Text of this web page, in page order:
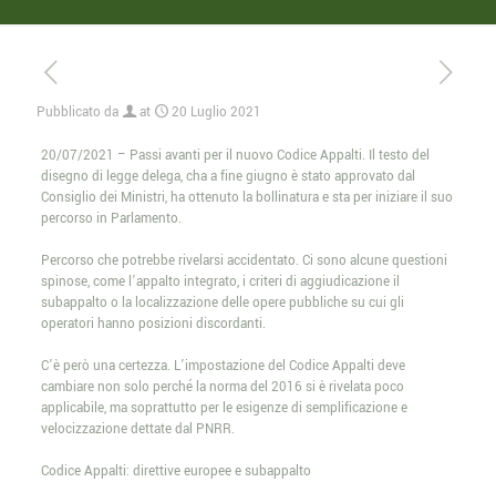
Pubblicato da at 20 Luglio 2021
20/07/2021 – Passi avanti per il nuovo Codice Appalti. Il testo del
disegno di legge delega, cha a fine giugno è stato approvato dal
Consiglio dei Ministri, ha ottenuto la bollinatura e sta per iniziare il suo
percorso in Parlamento.
Percorso che potrebbe rivelarsi accidentato. Ci sono alcune questioni
spinose, come l’appalto integrato, i criteri di aggiudicazione il
subappalto o la localizzazione delle opere pubbliche su cui gli
operatori hanno posizioni discordanti.
C’è però una certezza. L’impostazione del Codice Appalti deve
cambiare non solo perché la norma del 2016 si è rivelata poco
applicabile, ma soprattutto per le esigenze di semplificazione e
velocizzazione dettate dal PNRR.
Codice Appalti: direttive europee e subappalto